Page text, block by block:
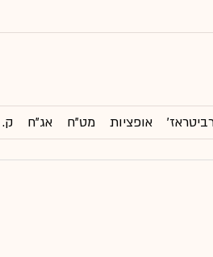
אופציות מט"ח אג"ח ק.